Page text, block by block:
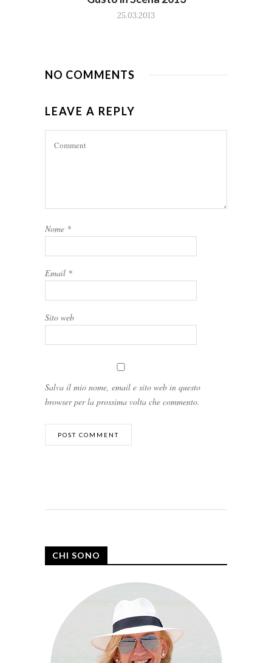
25.03.2013
NO COMMENTS
LEAVE A REPLY
Nome *
Email *
Sito web
Salva il mio nome, email e sito web in questo
browser per la prossima volta che commento.
CHI SONO